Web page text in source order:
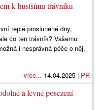
k hustšímu trávníku
teplé prosluněné dny,
co ten trávník? Vašemu
i nesprávná péče o něj.
více... 14.04.2025 | PR
a levné posezení